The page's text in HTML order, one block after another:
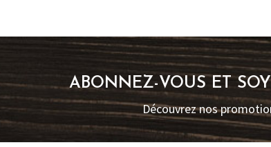
ABONNEZ-VOUS ET
Découvrez nos